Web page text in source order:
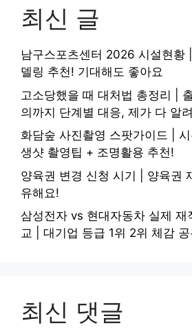
최신 글
남구스포츠센터 2026 시설현황
델링 추천! 기대해도 좋아요
고소당했을 때 대처법 총정리 |
의까지 단계별 대응, 제가 다 알
화담숲 사진촬영 스팟가이드 |
생샷 촬영팁 + 조명활용 추천!
양육권 변경 신청 시기 | 양육권
유해요!
삼성전자 vs 현대자동차 실제 재
교 | 대기업 등급 1위 2위 체감 공
최신 댓글